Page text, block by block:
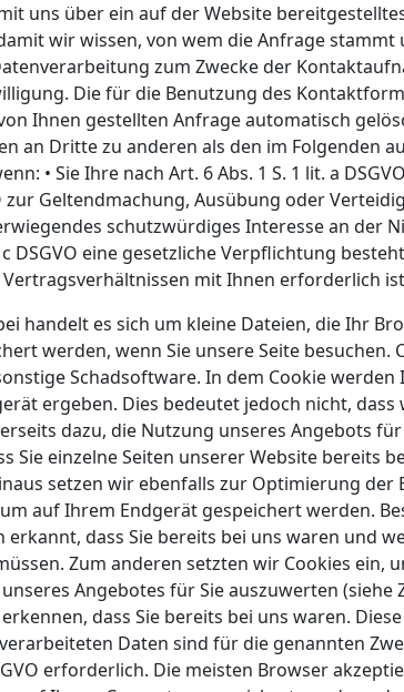
uns über ein auf der Website
wir wissen, von wem die Anfrage
zum Zwecke der
Die für die Benutzung des
Ihnen gestellten Anfrage automatisch
an Dritte zu anderen als den im Folgenden
• Sie Ihre nach Art. 6 Abs. 1 S. 1 lit. a
zur Geltendmachung, Ausübung oder
schutzwürdiges Interesse an der
DSGVO eine gesetzliche Verpflichtung
Vertragsverhältnissen mit Ihnen erforderlich
handelt es sich um kleine Dateien, die Ihr
werden, wenn Sie unsere Seite
Schadsoftware. In dem Cookie
ergeben. Dies bedeutet jedoch nicht,
dazu, die Nutzung unseres Angebots
Sie einzelne Seiten unserer Website bereits
setzen wir ebenfalls zur Optimierung
auf Ihrem Endgerät gespeichert werden.
dass Sie bereits bei uns waren und
Zum anderen setzten wir Cookies ein,
Angebotes für Sie auszuwerten (siehe
dass Sie bereits bei uns waren.
Daten sind für die genannten
erforderlich. Die meisten Browser